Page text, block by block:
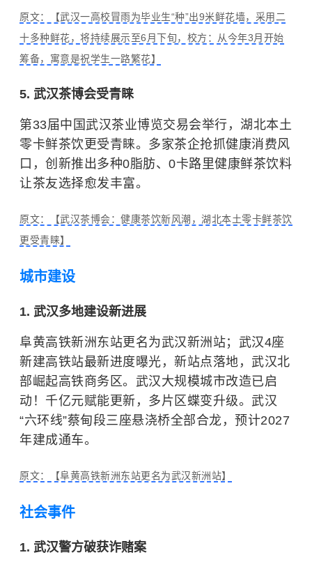
原文：【武汉一高校冒雨为毕业生“种”出9米鲜花墙，采用二
十多种鲜花，将持续展示至6月下旬，校方：从今年3月开始
筹备，寓意是祝学生一路繁花】
5. 武汉茶博会受青睐
第33届中国武汉茶业博览交易会举行，湖北本土
零卡鲜茶饮更受青睐。多家茶企抢抓健康消费风
口，创新推出多种0脂肪、0卡路里健康鲜茶饮料
让茶友选择愈发丰富。
原文：【武汉茶博会：健康茶饮新风潮，湖北本土零卡鲜茶饮
更受青睐】
城市建设
1. 武汉多地建设新进展
阜黄高铁新洲东站更名为武汉新洲站；武汉4座
新建高铁站最新进度曝光，新站点落地，武汉北
部崛起高铁商务区。武汉大规模城市改造已启
动！千亿元赋能更新，多片区蝶变升级。武汉
“六环线”蔡甸段三座悬浇桥全部合龙，预计2027
年建成通车。
原文：【阜黄高铁新洲东站更名为武汉新洲站】
社会事件
1. 武汉警方破获诈赌案